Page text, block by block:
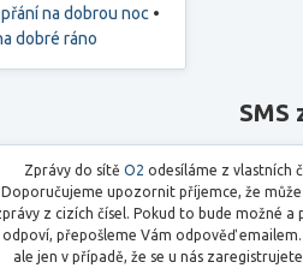
přání na dobrou noc •
dobré ráno
SMS
Zprávy do sítě O2 odesíláme z vlastních
Doporučujeme upozornit příjemce, že
z cizích čísel. Pokud to bude možné a
odpoví, přepošleme Vám odpověď emailem.
ale jen v případě, že se u nás